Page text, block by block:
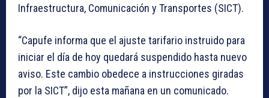
Infraestructura, Comunicación y Transportes (SICT).
“Capufe informa que el ajuste tarifario instruido para
iniciar el día de hoy quedará suspendido hasta nuevo
aviso. Este cambio obedece a instrucciones giradas
por la SICT”, dijo esta mañana en un comunicado.